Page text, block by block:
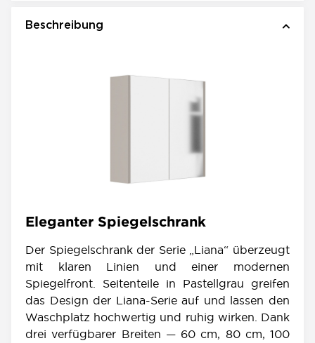
Beschreibung
Eleganter Spiegelschrank
Der Spiegelschrank der Serie „Liana“ überzeugt
mit klaren Linien und einer modernen
Spiegelfront. Seitenteile in Pastellgrau greifen
das Design der Liana-Serie auf und lassen den
Waschplatz hochwertig und ruhig wirken. Dank
drei verfügbarer Breiten — 60 cm, 80 cm, 100